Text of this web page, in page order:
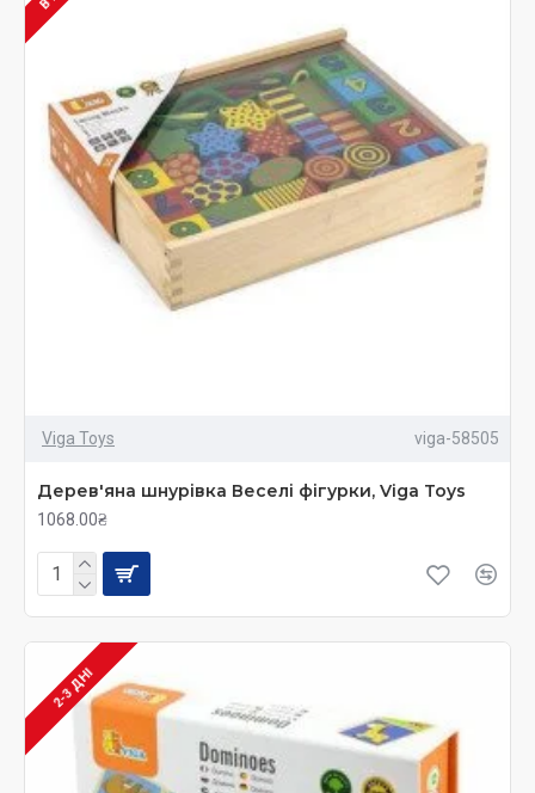
Viga Toys viga-58505
Дерев'яна шнурівка Веселі фігурки, Viga Toys
1068.00₴
2-3 ДНІ